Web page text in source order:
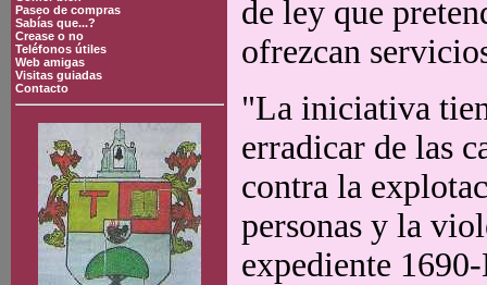
Paseo de compras
Sabías que...?
Crease o no
Teléfonos útiles
Web amigas
Visitas guiadas
Contacto
de ley que
ofrezcan
"La iniciativa
erradicar de las
contra la
personas y la
expediente